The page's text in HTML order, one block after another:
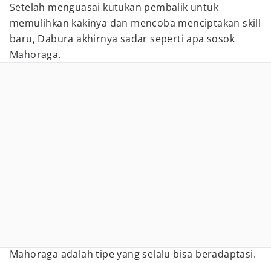
Setelah menguasai kutukan pembalik untuk
memulihkan kakinya dan mencoba menciptakan skill
baru, Dabura akhirnya sadar seperti apa sosok
Mahoraga.
Mahoraga adalah tipe yang selalu bisa beradaptasi.